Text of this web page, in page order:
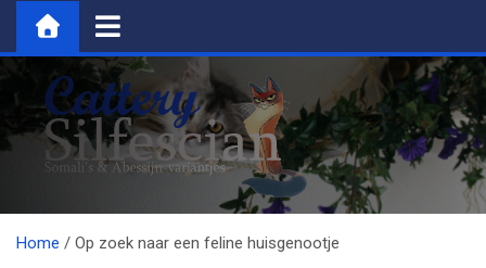
Cattery Silfescian
Somali's en soms Abessijn-variantjes
Home
Op zoek naar een feline huisgenootje